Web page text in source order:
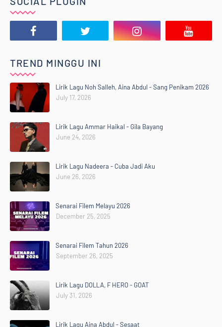
TREND MINGGU INI
Lirik Lagu Noh Salleh, Aina Abdul - Sang Penikam 2026
July 17, 2026
Lirik Lagu Ammar Haikal - Gila Bayang
June 24, 2026
Lirik Lagu Nadeera - Cuba Jadi Aku
June 26, 2026
Senarai Filem Melayu 2026
December 25, 2025
Senarai Filem Tahun 2026
September 26, 2025
Lirik Lagu DOLLA, F HERO - GOAT
July 31, 2026
Lirik Lagu Aina Abdul - Sesaat